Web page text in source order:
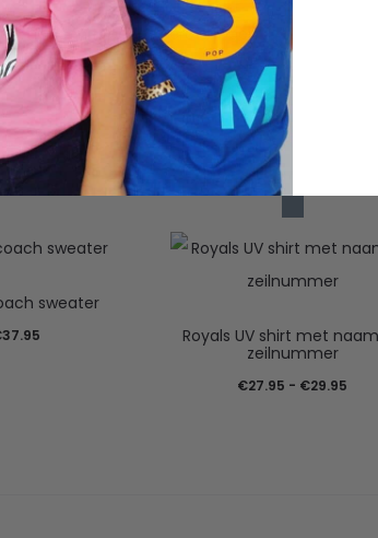
met een theedoek eroverheen
sweater
37.95
Royals UV shirt met
zeilnummer
€27.95 - €29.95